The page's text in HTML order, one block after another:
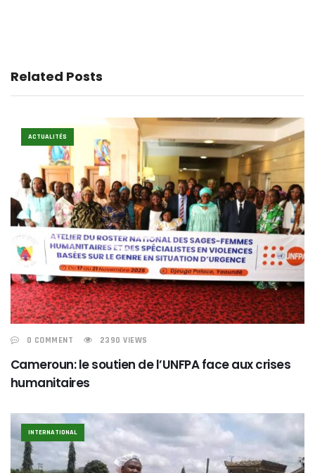
Related Posts
ACTUALITÉS
0 COMMENT 2390 VIEWS
Cameroun: le soutien de l’UNFPA face aux crises
humanitaires
INTERNATIONAL